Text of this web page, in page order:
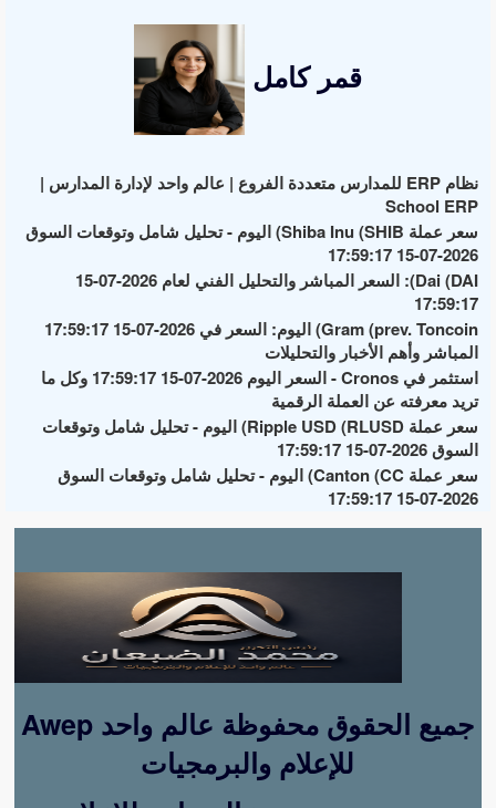
قمر كامل
نظام ERP للمدارس متعددة الفروع | عالم واحد لإدارة المدارس |
School ERP
سعر عملة Shiba Inu (SHIB) اليوم - تحليل شامل وتوقعات السوق
2026-07-15 17:59:17
Dai (DAI): السعر المباشر والتحليل الفني لعام 2026-07-15
17:59:17
Gram (prev. Toncoin) اليوم: السعر في 2026-07-15 17:59:17
المباشر وأهم الأخبار والتحليلات
استثمر في Cronos - السعر اليوم 2026-07-15 17:59:17 وكل ما
تريد معرفته عن العملة الرقمية
سعر عملة Ripple USD (RLUSD) اليوم - تحليل شامل وتوقعات
السوق 2026-07-15 17:59:17
سعر عملة Canton (CC) اليوم - تحليل شامل وتوقعات السوق
2026-07-15 17:59:17
Awep جميع الحقوق محفوظة عالم واحد
للإعلام والبرمجيات